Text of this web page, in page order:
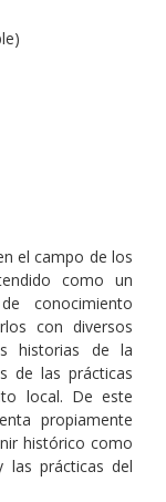
el campo de los
como un
conocimiento
con diversos
historias de la
de las prácticas
local. De este
propiamente
histórico como
las prácticas del